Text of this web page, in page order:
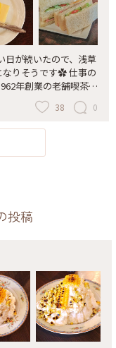
うです✿ 仕事の
年創業の老舗喫茶店
な内装に虜になりそ
さらとした質感の赤い
伺ったので、ミック
い！ なお、こ
く休業するそうで
38 0
投稿